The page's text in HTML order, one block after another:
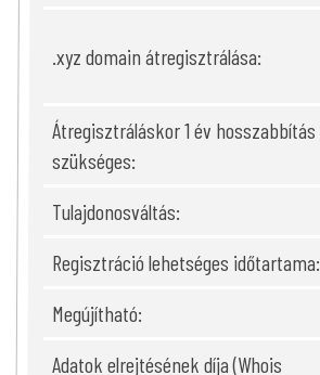
.xyz domain átregisztrálása:
Átregisztráláskor 1 év hosszabbítás
szükséges:
Tulajdonosváltás:
Regisztráció lehetséges időtartama:
Megújítható:
Adatok elrejtésének díja (Whois